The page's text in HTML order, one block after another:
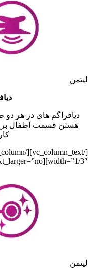
لیتمن
دیافراگم های در هر
هستن قسمت اطفال برای
width=”1/3″][vc_column_text text_larger=”no”]
لیتمن